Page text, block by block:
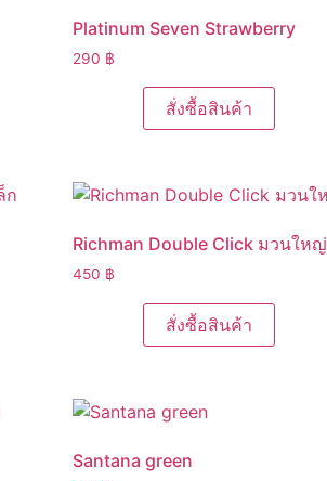
Platinum Seven Strawberry
290 ฿
สั่งซื้อสินค้า
Richman Double Click มวนใหญ่
450 ฿
สั่งซื้อสินค้า
Santana green